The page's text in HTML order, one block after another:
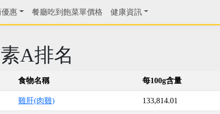
惠 餐廳吃到飽菜單價格 健康資訊
A排名
食物名稱 每100g含量
雞肝(肉雞) 133,814.01